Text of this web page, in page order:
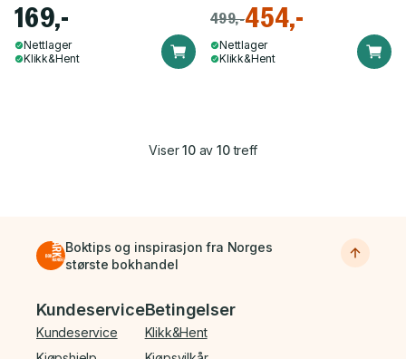
169,-
Nettlager
Klikk&Hent
499,-454,-
Nettlager
Klikk&Hent
Viser10av 10treff
Boktips og inspirasjon fra Norges
største bokhandel
Bunnmeny
Kundeservice
Kundeservice
Betingelser
Klikk&Hent